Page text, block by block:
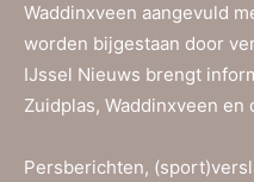
Waddinxveen aangevuld
worden bijgestaan door
IJssel Nieuws brengt
Zuidplas, Waddinxveen
Persberichten,